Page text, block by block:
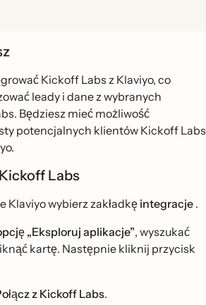
Kickoff Labs z Klaviyo, co
leady i dane z wybranych
Będziesz mieć możliwość
potencjalnych klientów Kickoff Labs
Labs
Klaviyo wybierz zakładkę integracje .
„Eksploruj aplikacje”, wyszukać
kartę. Następnie kliknij przycisk
z Kickoff Labs.